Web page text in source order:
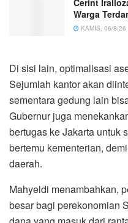
Warga
KAMIS, 06/8/
Di sisi lain, optimalisasi
Sejumlah kantor akan
sementara gedung lain
Gubernur juga
bertugas ke Jakarta untuk
bertemu kementerian,
daerah.
Mahyeldi menambahkan,
besar bagi perekonomian